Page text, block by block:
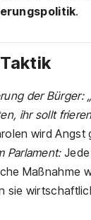
.
der Bürger:
ihr sollt
wird Angst
Parlament:Jede
Maßnahme
sie